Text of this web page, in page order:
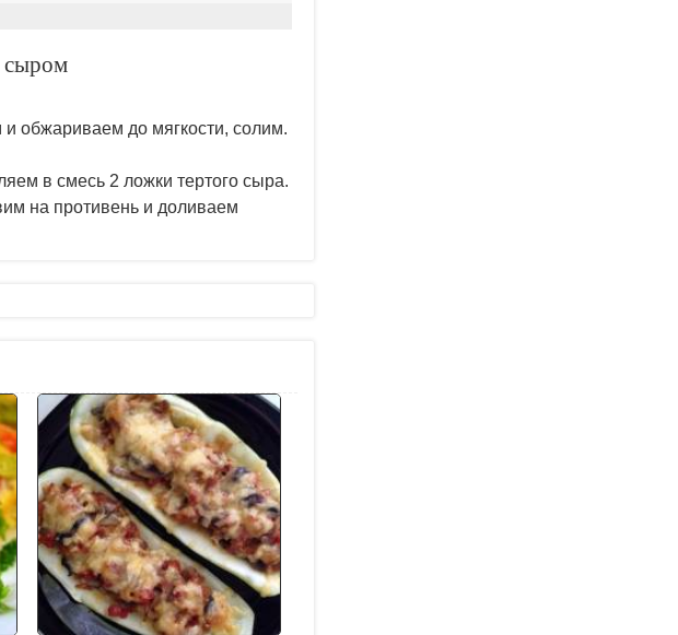
сыром
обжариваем до мягкости, солим.
в смесь 2 ложки тертого сыра.
на противень и доливаем